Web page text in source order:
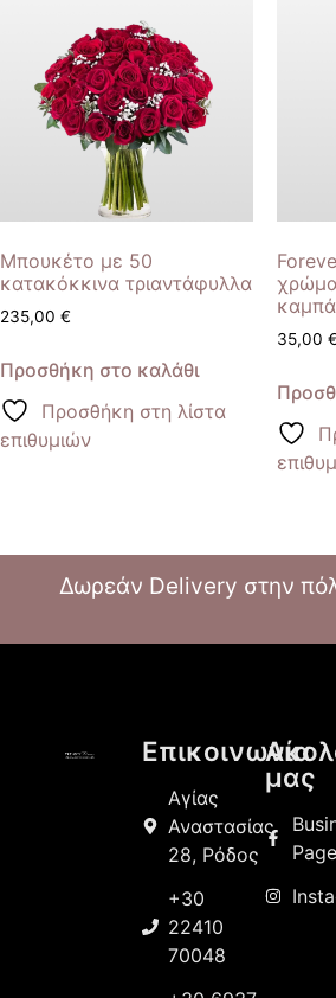
Μπουκέτο με 50
κατακόκκινα τριαντάφυλλα
235,00 €
Προσθήκη στο καλάθι
Προσθήκη στη λίστα
επιθυμιών
35,00 €
Δωρεάν Delivery στην
Επικοινωνία
Αγίας
Αναστασίας
28, Ρόδος
+30
22410
70048
μας
Page